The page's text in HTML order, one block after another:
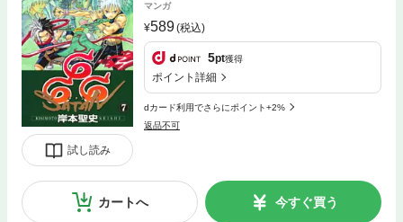
試し読み
マンガ
589(税込)
5pt獲得
ポイント詳細
dカード利用でさらにポイント+2%
返品不可
カートへ 今すぐ買う